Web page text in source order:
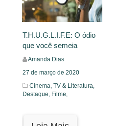
T.H.U.G.L.I.F.E: O ódio
que você semeia
Amanda Dias
27 de março de 2020
Cinema, TV & Literatura,
Destaque, Filme,